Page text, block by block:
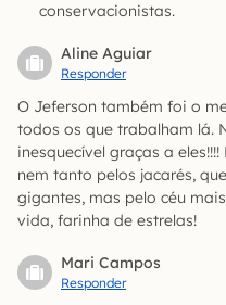
conservacionistas.
Aline Aguiar
Responder
O Jeferson também foi o
todos os que trabalham lá.
inesquecível graças a
nem tanto pelos jacarés,
gigantes, mas pelo céu
vida, farinha de estrelas!
Mari Campos
Responder